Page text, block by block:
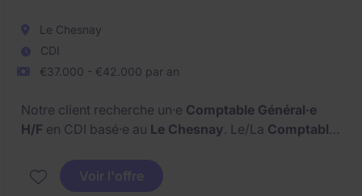
Le Chesnay
CDI
€37.000 - €42.000 par an
Notre client recherche un·e Comptable Général·e
H/F en CDI basé·e au Le Chesnay. Le/La Comptable
financières et intervient sur l'ensemble des cycles
dans un environnement structuré. Le/La
Voir l'offre